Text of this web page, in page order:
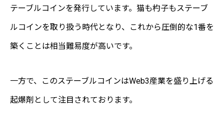
テーブルコインを発行しています。猫も杓子もステーブ
ルコインを取り扱う時代となり、これから圧倒的な1番を
築くことは相当難易度が高いです。
一方で、このステーブルコインはWeb3産業を盛り上げる
起爆剤として注目されております。